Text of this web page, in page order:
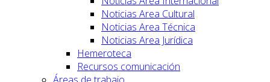
Noticias Area Cultural
Noticias Area Técnica
Noticias Area Jurídica
Hemeroteca
Recursos comunicación